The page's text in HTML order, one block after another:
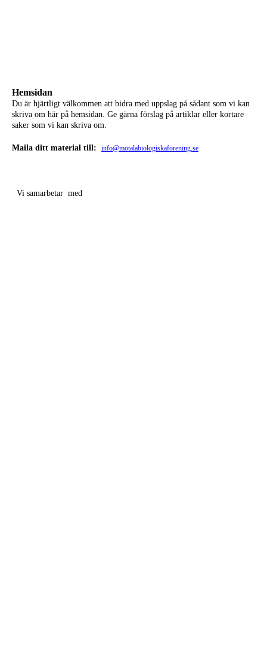
Hemsidan
Du är hjärtligt välkommen att bidra med uppslag på sådant som vi kan
skriva om här på hemsidan. Ge gärna förslag på artiklar eller kortare
saker som vi kan skriva om.
Maila ditt material till: info@motalabiologiskaforening.se
Vi samarbetar med